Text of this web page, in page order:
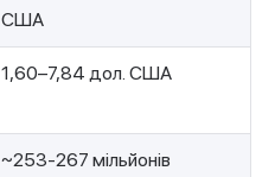
США
1,60–7,84 дол. США
~253-267 мільйонів